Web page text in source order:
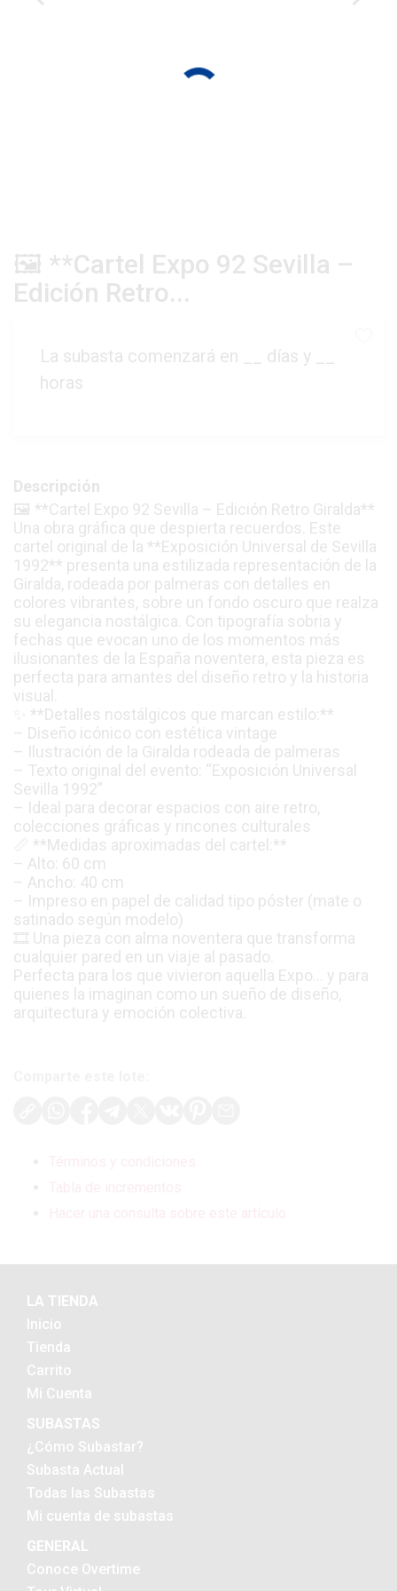
🖼️ **Cartel Expo 92 Sevilla –
Edición Retro...
La subasta comenzará en días y
horas
Descripción
🖼️ **Cartel Expo 92 Sevilla – Edición Retro Giralda**
Una obra gráfica que despierta recuerdos. Este
cartel original de la **Exposición Universal de Sevilla
1992** presenta una estilizada representación de la
Giralda, rodeada por palmeras con detalles en
colores vibrantes, sobre un fondo oscuro que realza
su elegancia nostálgica. Con tipografía sobria y
fechas que evocan uno de los momentos más
ilusionantes de la España noventera, esta pieza es
perfecta para amantes del diseño retro y la historia
visual.
✨ **Detalles nostálgicos que marcan estilo:**
– Diseño icónico con estética vintage
– Ilustración de la Giralda rodeada de palmeras
– Texto original del evento: “Exposición Universal
Sevilla 1992”
– Ideal para decorar espacios con aire retro,
colecciones gráficas y rincones culturales
📏 **Medidas aproximadas del cartel:**
– Alto: 60 cm
– Ancho: 40 cm
– Impreso en papel de calidad tipo póster (mate o
satinado según modelo)
🎞️ Una pieza con alma noventera que transforma
cualquier pared en un viaje al pasado.
Perfecta para los que vivieron aquella Expo… y para
quienes la imaginan como un sueño de diseño,
arquitectura y emoción colectiva.
LA TIENDA
Inicio
Tienda
Carrito
Mi Cuenta
SUBASTAS
¿Cómo Subastar?
Subasta Actual
Todas las Subastas
Mi cuenta de subastas
GENERAL
Conoce Overtime